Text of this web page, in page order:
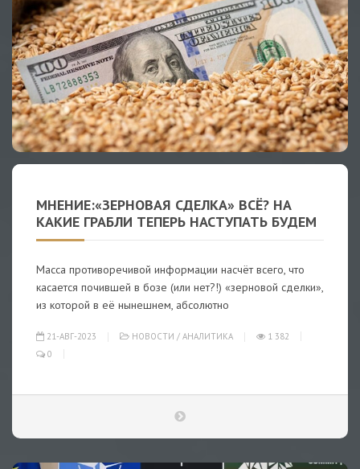
МНЕНИЕ:«ЗЕРНОВАЯ СДЕЛКА» ВСЁ? НА
КАКИЕ ГРАБЛИ ТЕПЕРЬ НАСТУПАТЬ БУДЕМ
Масса противоречивой информации насчёт всего, что
касается почившей в бозе (или нет?!) «зерновой сделки»,
из которой в её нынешнем, абсолютно
21-АВГ-2023 НОВОСТИ / АНАЛИТИКА
1 382
0